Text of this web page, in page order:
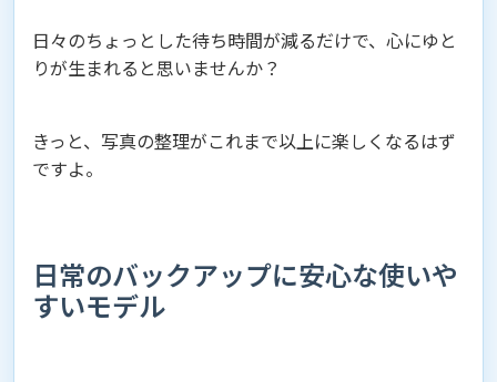
日々のちょっとした待ち時間が減るだけで、心にゆと
りが生まれると思いませんか？
きっと、写真の整理がこれまで以上に楽しくなるはず
ですよ。
日常のバックアップに安心な使いや
すいモデル